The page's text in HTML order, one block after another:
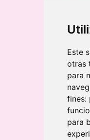
Este
otras
para
fines:
para
Chaveiro
Chaveiro